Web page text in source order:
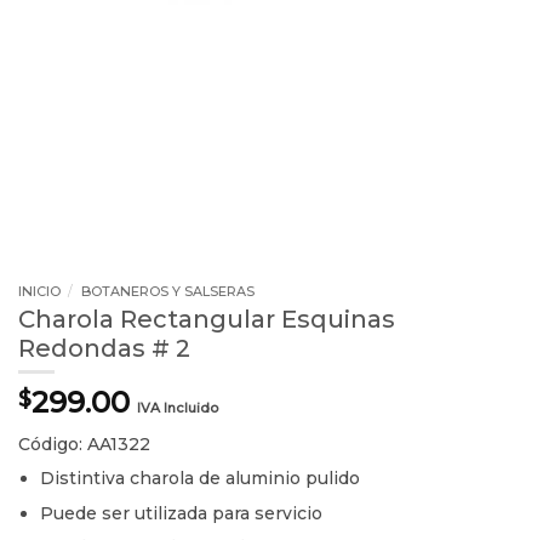
INICIO / BOTANEROS Y SALSERAS
Charola Rectangular Esquinas
Redondas # 2
$299.00 IVA Incluido
Código: AA1322
Distintiva charola de aluminio pulido
Puede ser utilizada para servicio